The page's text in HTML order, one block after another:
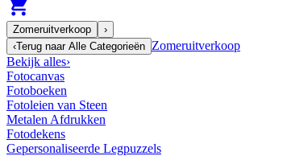
Zomeruitverkoop
›
‹Terug naar Alle Categorieën Zomeruitverkoop
Bekijk alles›
Fotocanvas
Fotoboeken
Fotoleien van Steen
Metalen Afdrukken
Fotodekens
Gepersonaliseerde Legpuzzels